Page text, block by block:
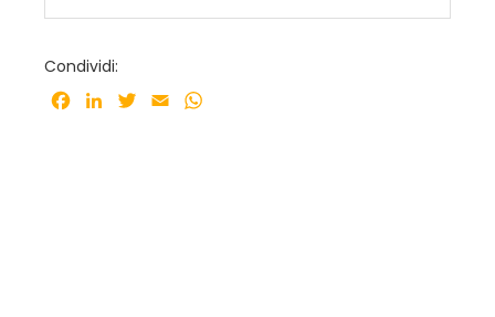
Condividi:
Facebook
LinkedInTwitter
Email